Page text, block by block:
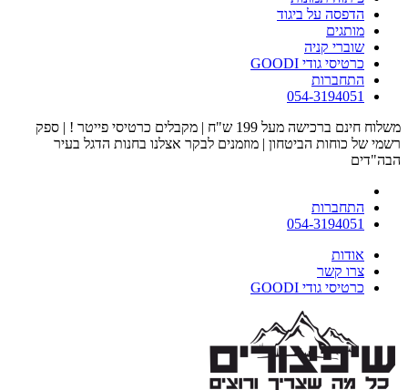
הדפסה על ביגוד
מותגים
שוברי קניה
כרטיסי גודי GOODI
התחברות
054-3194051
משלוח חינם ברכישה מעל 199 ש"ח | מקבלים כרטיסי פייטר ! | ספק
רשמי של כוחות הביטחון | מוזמנים לבקר אצלנו בחנות הדגל בעיר
הבה"דים
התחברות
054-3194051
אודות
צרו קשר
כרטיסי גודי GOODI